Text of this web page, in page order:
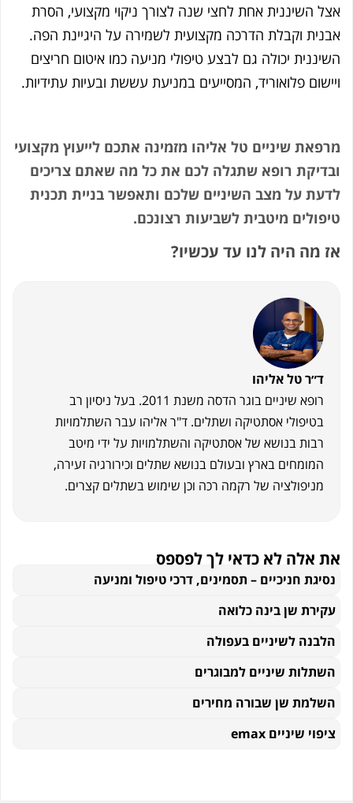
אצל השיננית אחת לחצי שנה לצורך ניקוי מקצועי, הסרת
אבנית וקבלת הדרכה מקצועית לשמירה על היגיינת הפה.
השיננית יכולה גם לבצע טיפולי מניעה כמו איטום חריצים
ויישום פלואוריד, המסייעים במניעת עששת ובעיות עתידיות.
מרפאת שיניים טל אליהו מזמינה אתכם לייעוץ מקצועי
ובדיקת רופא שתגלה לכם את כל מה שאתם צריכים
לדעת על מצב השיניים שלכם ותאפשר בניית תכנית
טיפולים מיטבית לשביעות רצונכם.
אז מה היה לנו עד עכשיו?
ד״ר טל אליהו
רופא שיניים בוגר הדסה משנת 2011. בעל ניסיון רב
בטיפולי אסתטיקה ושתלים. ד"ר אליהו עבר השתלמויות
רבות בנושא של אסתטיקה והשתלמויות על ידי מיטב
המומחים בארץ ובעולם בנושא שתלים וכירורגיה זעירה,
מניפולציה של רקמה רכה וכן שימוש בשתלים קצרים.
את אלה לא כדאי לך לפספס
נסיגת חניכיים – תסמינים, דרכי טיפול ומניעה
עקירת שן בינה כלואה
הלבנה לשיניים בעפולה
השתלות שיניים למבוגרים
השלמת שן שבורה מחירים
ציפוי שיניים emax